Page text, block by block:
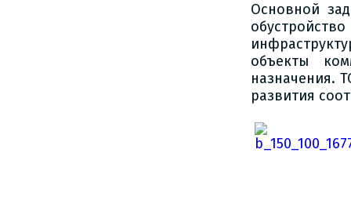
Основной
объекты
назначения.
развития